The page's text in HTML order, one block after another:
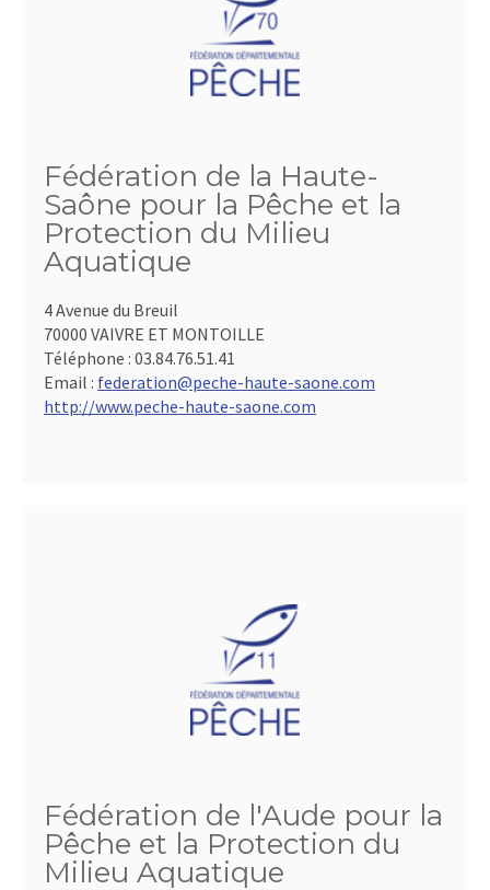
Fédération de la Haute-
Saône pour la Pêche et la
Protection du Milieu
Aquatique
4 Avenue du Breuil
70000 VAIVRE ET MONTOILLE
Téléphone : 03.84.76.51.41
Email : federation@peche-haute-saone.com
http://www.peche-haute-saone.com
Fédération de l'Aude pour la
Pêche et la Protection du
Milieu Aquatique